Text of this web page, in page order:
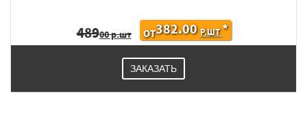
48900 р.шт ОТ382.00 Р.ШТ*
ЗАКАЗАТЬ